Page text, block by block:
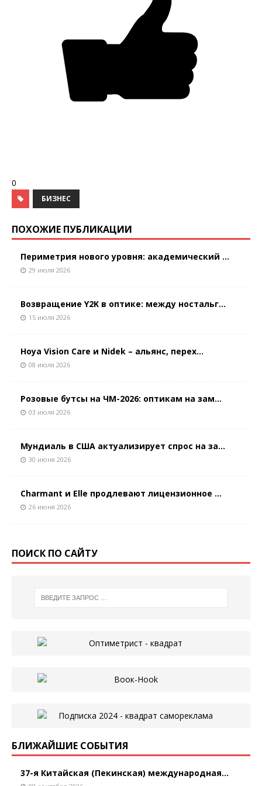
0
БИЗНЕС
ПОХОЖИЕ ПУБЛИКАЦИИ
Периметрия нового уровня: академический ...
29 июля 2026
Возвращение Y2K в оптике: между ностальг...
15 июля 2026
Hoya Vision Care и Nidek – альянс, перех...
08 июля 2026
Розовые бутсы на ЧМ-2026: оптикам на зам...
03 июля 2026
Мундиаль в США актуализирует спрос на за...
30 июня 2026
Charmant и Elle продлевают лицензионное ...
26 июня 2026
ПОИСК ПО САЙТУ
БЛИЖАЙШИЕ СОБЫТИЯ
37-я Китайская (Пекинская) международная...